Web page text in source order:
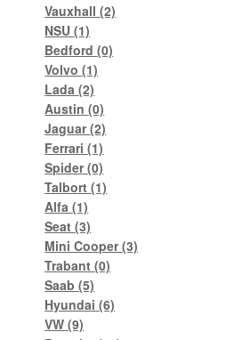
Vauxhall(2)
NSU(1)
Bedford(0)
Volvo(1)
Lada(2)
Austin(0)
Jaguar(2)
Ferrari(1)
Spider(0)
Talbort(1)
Alfa(1)
Seat(3)
Mini Cooper(3)
Trabant(0)
Saab(5)
Hyundai(6)
VW(9)